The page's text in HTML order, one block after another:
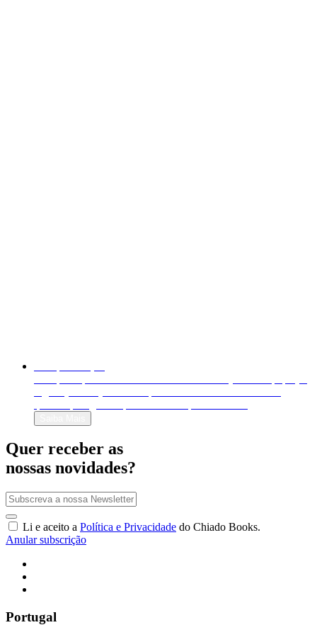
Quer receber as
nossas novidades?
Li e aceito a Política e Privacidade do Chiado Books.
Anular subscrição
Portugal